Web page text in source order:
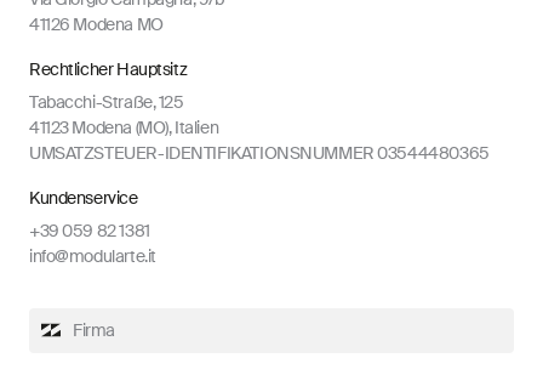
41126 Modena MO
Rechtlicher Hauptsitz
Tabacchi-Straße, 125
41123 Modena (MO), Italien
UMSATZSTEUER-IDENTIFIKATIONSNUMMER 03544480365
Kundenservice
+39 059 82 1381
info@modularte.it
Firma